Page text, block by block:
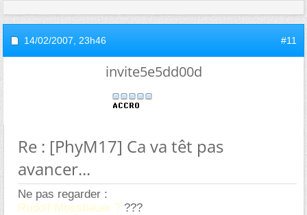
14/02/2007, 23h46 #11
invite5e5dd00d
Re : [PhyM17] Ca va têt pas
avancer...
Ne pas regarder :
Rudolf Mossbauer ? ???